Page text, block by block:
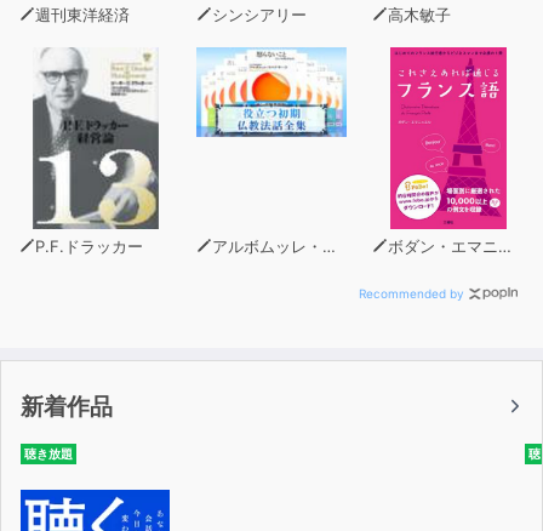
週刊東洋経済 シンシアリー 高木敏子
P.F.ドラッカー アルボムッレ・スマナサーラ ボダン・エマニュエル
Recommended by
新着作品
聴き放題 聴